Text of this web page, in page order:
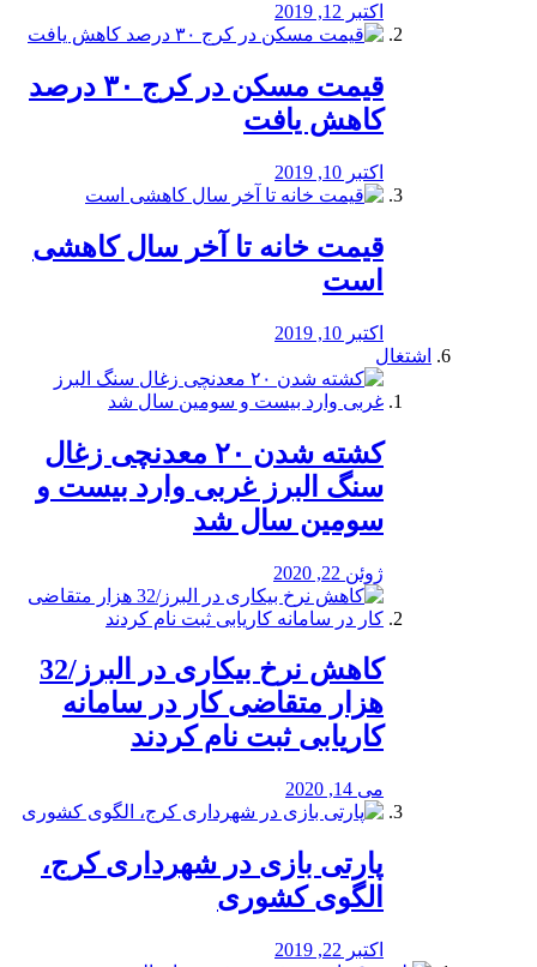
اکتبر 12, 2019
️قیمت مسکن در کرج ۳۰ درصد
کاهش یافت
اکتبر 10, 2019
قیمت خانه تا آخر سال کاهشی
است
اکتبر 10, 2019
اشتغال
کشته شدن ۲۰ معدنچی زغال
سنگ البرز غربی وارد بیست و
سومین سال شد
ژوئن 22, 2020
کاهش نرخ بیکاری در البرز/32
هزار متقاضی کار در سامانه
کاریابی ثبت نام کردند
می 14, 2020
پارتی بازی در شهرداری کرج،
الگوی کشوری
اکتبر 22, 2019